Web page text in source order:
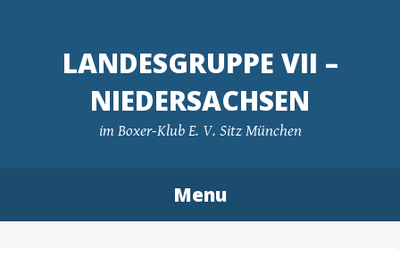
LANDESGRUPPE VII –
NIEDERSACHSEN
im Boxer-Klub E. V. Sitz München
Menu